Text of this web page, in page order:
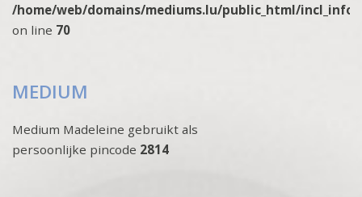
/home/web/domains/mediums.lu/public_html/
on line 70
MEDIUM
Medium Madeleine gebruikt als
persoonlijke pincode 2814